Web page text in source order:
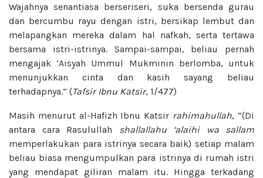
Wajahnya senantiasa berseriseri, suka bersenda gurau
dan bercumbu rayu dengan istri, bersikap lembut dan
melapangkan mereka dalam hal nafkah, serta tertawa
bersama istri-istrinya. Sampai-sampai, beliau pernah
mengajak ‘Aisyah Ummul Mukminin berlomba, untuk
menunjukkan cinta dan kasih sayang beliau
terhadapnya.” (Tafsir Ibnu Katsir, 1/477)
Masih menurut al-Hafizh Ibnu Katsir rahimahullah, “(Di
antara cara Rasulullah shallallahu ‘alaihi wa sallam
memperlakukan para istrinya secara baik) setiap malam
beliau biasa mengumpulkan para istrinya di rumah istri
yang mendapat giliran malam itu. Hingga terkadang